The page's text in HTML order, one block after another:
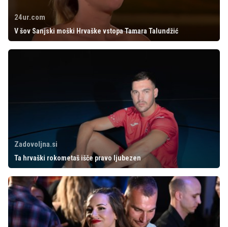
24ur.com
V šov Sanjski moški Hrvaške vstopa Tamara Talundžić
Zadovoljna.si
Ta hrvaški rokometaš išče pravo ljubezen